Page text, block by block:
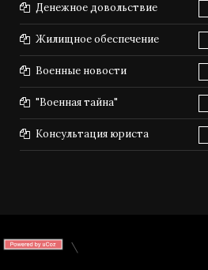
Денежное довольствие
Жилищное обеспечение
Военные новости
"Военная тайна"
Консультация юриста